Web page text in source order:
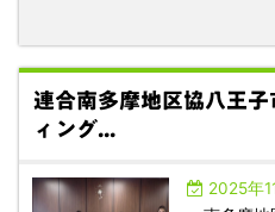
連合南多摩地区協八王
ィング...
2025年